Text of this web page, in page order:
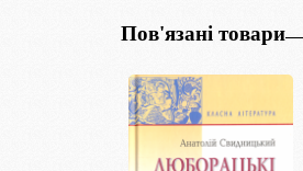
Пов'язані товари